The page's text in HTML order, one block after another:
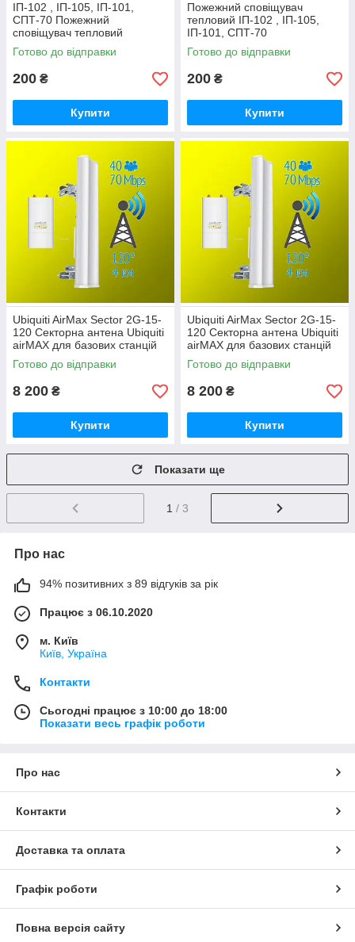
ІП-102 , ІП-105, ІП-101,
СПТ-70 Пожежний
сповіщувач тепловий
Готово до відправки
200 ₴
Купити
Пожежний сповіщувач
тепловий ІП-102 , ІП-105,
ІП-101, СПТ-70
Готово до відправки
200 ₴
Купити
Ubiquiti AirMax Sector 2G-15-
120 Секторна антена Ubiquiti
airMAX для базових станцій
Готово до відправки
8 200 ₴
Купити
Ubiquiti AirMax Sector 2G-15-
120 Секторна антена Ubiquiti
airMAX для базових станцій
Готово до відправки
8 200 ₴
Купити
Показати ще
1 / 3
Про нас
94% позитивних з 89 відгуків за рік
Працює з 06.10.2020
м. Київ
Київ, Україна
Контакти
Сьогодні працює з 10:00 до 18:00
Показати весь графік роботи
Про нас
Контакти
Доставка та оплата
Графік роботи
Повна версія сайту